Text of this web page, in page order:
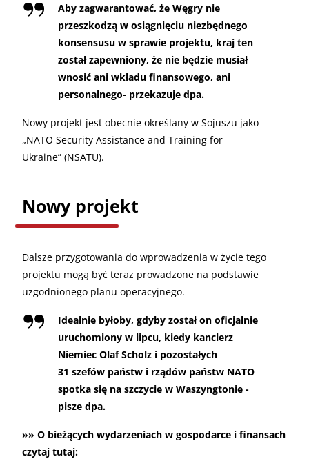
Aby zagwarantować, że Węgry nie
przeszkodzą w osiągnięciu niezbędnego
konsensusu w sprawie projektu, kraj ten
został zapewniony, że nie będzie musiał
wnosić ani wkładu finansowego, ani
personalnego- przekazuje dpa.
Nowy projekt jest obecnie określany w Sojuszu jako
„NATO Security Assistance and Training for
Ukraine” (NSATU).
Nowy projekt
Dalsze przygotowania do wprowadzenia w życie tego
projektu mogą być teraz prowadzone na podstawie
uzgodnionego planu operacyjnego.
Idealnie byłoby, gdyby został on oficjalnie
uruchomiony w lipcu, kiedy kanclerz
Niemiec Olaf Scholz i pozostałych
31 szefów państw i rządów państw NATO
spotka się na szczycie w Waszyngtonie -
pisze dpa.
»» O bieżących wydarzeniach w gospodarce i finansach
czytaj tutaj: